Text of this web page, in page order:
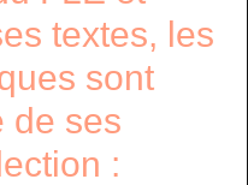
textes, les
sont
de ses
: